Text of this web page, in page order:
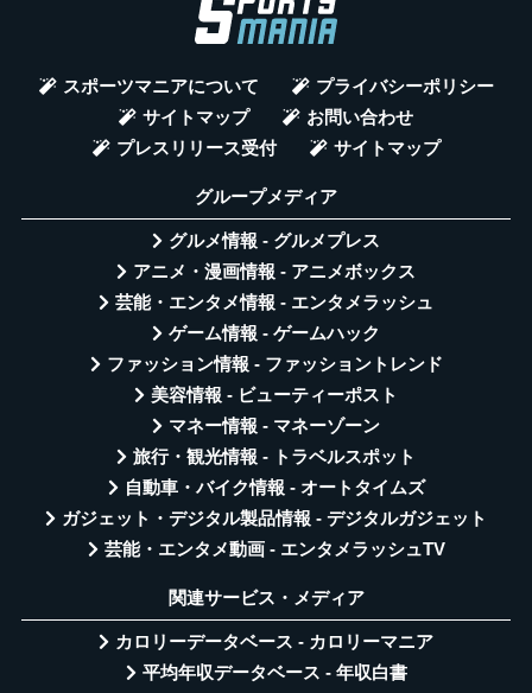
スポーツマニアについて
プライバシーポリシー
サイトマップ
お問い合わせ
プレスリリース受付
サイトマップ
グループメディア
グルメ情報 - グルメプレス
アニメ・漫画情報 - アニメボックス
芸能・エンタメ情報 - エンタメラッシュ
ゲーム情報 - ゲームハック
ファッション情報 - ファッショントレンド
美容情報 - ビューティーポスト
マネー情報 - マネーゾーン
旅行・観光情報 - トラベルスポット
自動車・バイク情報 - オートタイムズ
ガジェット・デジタル製品情報 - デジタルガジェット
芸能・エンタメ動画 - エンタメラッシュTV
関連サービス・メディア
カロリーデータベース - カロリーマニア
平均年収データベース - 年収白書